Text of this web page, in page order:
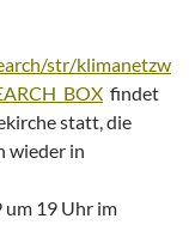
str/klimanetzw
findet
statt, die
wieder in
um 19 Uhr im